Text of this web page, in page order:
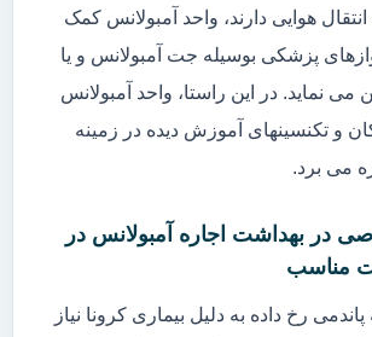
انتقال هوایی دارند، واحد آمبولانس کمک
پزشکی بوسیله جت آمبولانس و یا
می نماید. در این راستا، واحد آمبولانس
و تکنسینهای آموزش دیده در زمینه
می برد.
در بهداشت اجاره آمبولانس در
مناسب
پاندمی رخ داده به دلیل بیماری کرونا نیاز